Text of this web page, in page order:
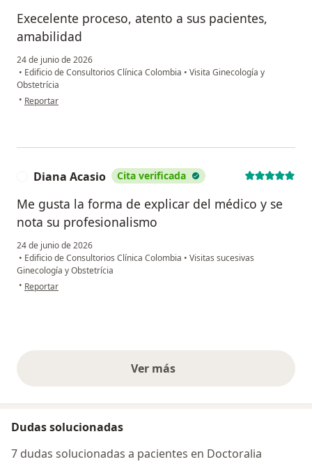
Execelente proceso, atento a sus pacientes,
amabilidad
24 de junio de 2026
• Edificio de Consultorios Clínica Colombia • Visita Ginecología y
Obstetrícia
• en opinión del usuario Mildred Moreno
Reportar
Diana Acasio Cita verificada
Me gusta la forma de explicar del médico y se
nota su profesionalismo
24 de junio de 2026
• Edificio de Consultorios Clínica Colombia • Visitas sucesivas
Ginecología y Obstetrícia
• en opinión del usuario Diana Acasio
Reportar
Ver másopiniones anteriores
Dudas solucionadas
7 dudas solucionadas a pacientes en Doctoralia